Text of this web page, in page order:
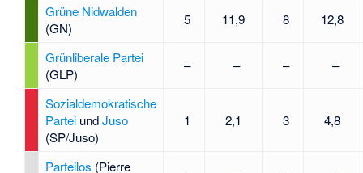
Grüne Nidwalden
(GN)
5 11,9 8 12,8
Grünliberale Partei
(GLP)
– – – –
Sozialdemokratische
ParteiundJuso
(SP/Juso)
1 2,1 3 4,8
Parteilos (Pierre